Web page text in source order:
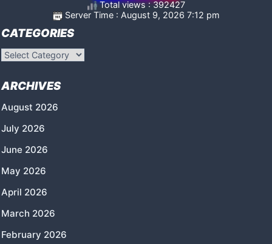
Total views : 392427
Server Time : August 9, 2026 7:12 pm
CATEGORIES
Categories
ARCHIVES
August 2026
July 2026
June 2026
May 2026
April 2026
March 2026
February 2026